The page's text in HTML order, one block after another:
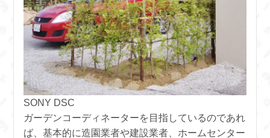
SONY DSC
ガーデンコーディネーターを目指しているのであれ
ば、基本的に造園業者や建設業者、ホームセンター